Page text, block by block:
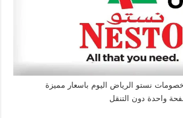
نستو الرياض اليوم باسعار مميزة
واحدة دون التنقل